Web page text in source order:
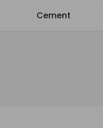
Cement